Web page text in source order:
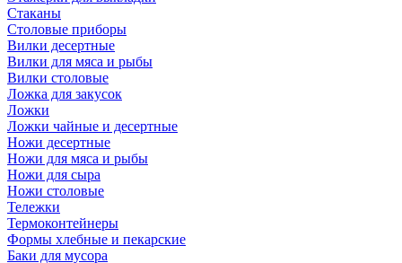
Стаканы
Столовые приборы
Вилки десертные
Вилки для мяса и рыбы
Вилки столовые
Ложка для закусок
Ложки
Ложки чайные и десертные
Ножи десертные
Ножи для мяса и рыбы
Ножи для сыра
Ножи столовые
Тележки
Термоконтейнеры
Формы хлебные и пекарские
Баки для мусора